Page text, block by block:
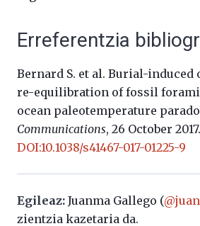
Erreferentzia
Bernard S. et al. Burial-induced
re-equilibration of fossil
ocean paleotemperature
Communications, 26 October 2017.
DOI:10.1038/s41467-017-01225-9
Egileaz: Juanma Gallego (
zientzia kazetaria da.